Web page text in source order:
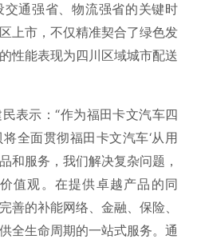
通强省、物流强省的关键时
上市，不仅精准契合了绿色发
性能表现为四川区域城市配送
示：“作为福田卡文汽车四
全面贯彻福田卡文汽车‘从用
和服务，我们解决复杂问题，
值观。在提供卓越产品的同
善的补能网络、金融、保险、
全生命周期的一站式服务。通